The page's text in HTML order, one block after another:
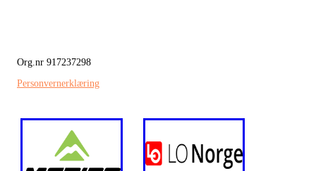
Org.nr 917237298
Personvernerklæring